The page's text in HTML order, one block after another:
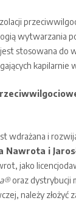
wytwarzania
stosowana do
kapilarnie
wdrażana i
Nawrota i
jako
oraz dystrybucji
należy złożyć